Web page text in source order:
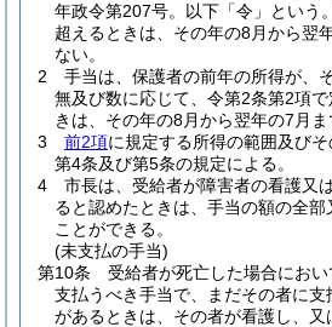
年政令第207号。以下「令」という
超えるときは、その年の8月から翌
ない。
2
手当は、保護者の前年の所得が、
無及び数に応じて、令第2条第2項
きは、その年の8月から翌年の7月ま
3
前2項に規定する所得の範囲及び
第4条及び第5条の規定による。
4
市長は、受給者が障害者の看護又
ると認めたときは、手当の額の全
ことができる。
(未支払の手当)
第10条
受給者が死亡した場合にお
支払うべき手当で、まだその者に
があるときは、その者が看護し、